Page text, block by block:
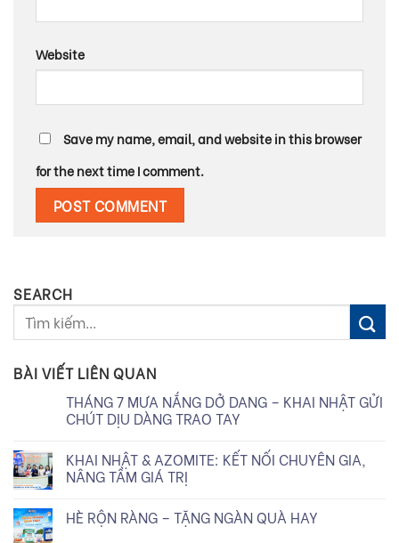
Website
Save my name, email, and website in this browser
for the next time I comment.
SEARCH
BÀI VIẾT LIÊN QUAN
THÁNG 7 MƯA NẮNG DỞ DANG – KHAI NHẬT GỬI
CHÚT DỊU DÀNG TRAO TAY
KHAI NHẬT & AZOMITE: KẾT NỐI CHUYÊN GIA,
NÂNG TẦM GIÁ TRỊ
HÈ RỘN RÀNG – TẶNG NGÀN QUÀ HAY